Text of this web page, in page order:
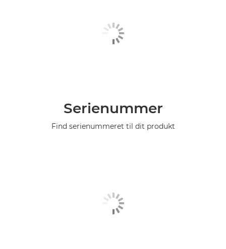
Serienummer
Find serienummeret til dit produkt